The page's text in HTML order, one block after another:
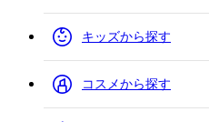
キッズから探す
コスメから探す